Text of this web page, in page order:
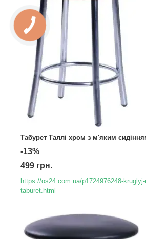
Табурет Таллі хром з м'яким
-13%
499 грн.
https://os24.com.ua/p1724976248-
taburet.html